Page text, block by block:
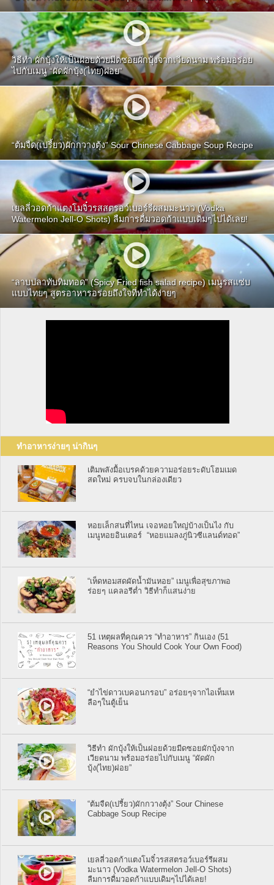
วิธีทำ ผักบุ้งให้เป็นฝอยด้วยมีดซอยผักบุ้งจากเวียดนาม พร้อมอร่อย
ไปกับเมนู “ผัดผักบุ้ง(ไทย)ฝอย”
“ต้มจืด(เปรี้ยว)ผักกวางตุ้ง” Sour Chinese Cabbage Soup Recipe
เยลลี่วอดก้าแตงโมจิ๋วรสสตรอว์เบอร์รีผสมมะนาว (Vodka
Watermelon Jell-O Shots) ลืมการดื่มวอดก้าแบบเดิมๆไปได้เลย!
“ลาบปลาทับทิมทอด” (Spicy Fried fish salad recipe) เมนูรสแซ่บ
แบบไทยๆ สูตรอาหารอร่อยถึงใจที่ทำได้ง่ายๆ
ทำอาหารง่ายๆ น่ากินๆ
เติมพลังมื้อเบรคด้วยความอร่อยระดับโฮมเมด
สดใหม่ ครบจบในกล่องเดียว
หอยเล็กสนที่ไหน เจอหอยใหญ่บ้างเป็นไง กับ
เมนูหอยอินเตอร์ “หอยแมลงภู่นิวซีแลนด์ทอด”
“เห็ดหอมสดผัดน้ำมันหอย” เมนูเพื่อสุขภาพอ
ร่อยๆ แคลอรีต่ำ วิธีทำก็แสนง่าย
51 เหตุผลที่คุณควร “ทำอาหาร” กินเอง (51
Reasons You Should Cook Your Own Food)
“ยำไข่ดาวเบคอนกรอบ” อร่อยๆจากไอเท็มเห
ลือๆในตู้เย็น
วิธีทำ ผักบุ้งให้เป็นฝอยด้วยมีดซอยผักบุ้งจาก
เวียดนาม พร้อมอร่อยไปกับเมนู “ผัดผัก
บุ้ง(ไทย)ฝอย”
“ต้มจืด(เปรี้ยว)ผักกวางตุ้ง” Sour Chinese
Cabbage Soup Recipe
เยลลี่วอดก้าแตงโมจิ๋วรสสตรอว์เบอร์รีผสม
มะนาว (Vodka Watermelon Jell-O Shots)
ลืมการดื่มวอดก้าแบบเดิมๆไปได้เลย!